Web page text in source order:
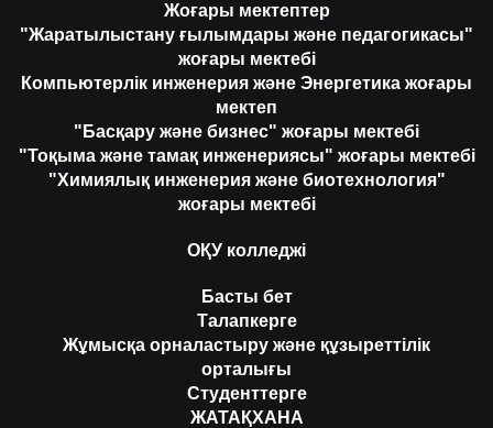
Жоғары мектептер
"Жаратылыстану ғылымдары және педагогикасы"
жоғары мектебі
Компьютерлік инженерия және Энергетика жоғары
мектеп
"Басқару және бизнес" жоғары мектебі
"Тоқыма және тамақ инженериясы" жоғары мектебі
"Химиялық инженерия және биотехнология"
жоғары мектебі
ОҚУ колледжі
Басты бет
Талапкерге
Жұмысқа орналастыру және құзыреттілік
орталығы
Студенттерге
ЖАТАҚХАНА